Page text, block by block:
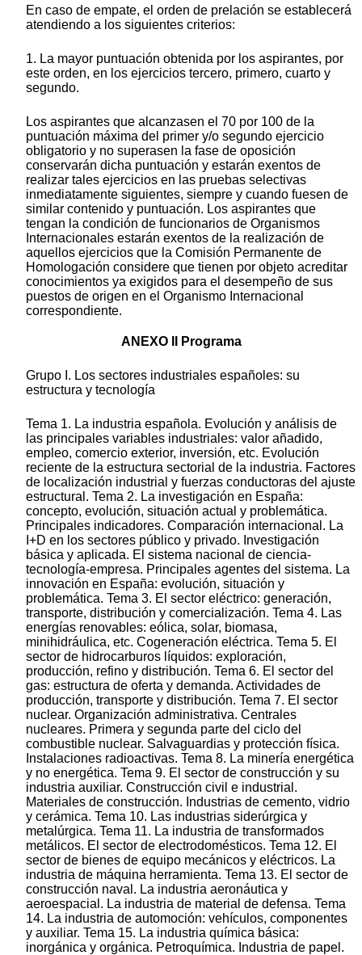
En caso de empate, el orden de prelación se establecerá
atendiendo a los siguientes criterios:
1. La mayor puntuación obtenida por los aspirantes, por
este orden, en los ejercicios tercero, primero, cuarto y
segundo.
Los aspirantes que alcanzasen el 70 por 100 de la
puntuación máxima del primer y/o segundo ejercicio
obligatorio y no superasen la fase de oposición
conservarán dicha puntuación y estarán exentos de
realizar tales ejercicios en las pruebas selectivas
inmediatamente siguientes, siempre y cuando fuesen de
similar contenido y puntuación. Los aspirantes que
tengan la condición de funcionarios de Organismos
Internacionales estarán exentos de la realización de
aquellos ejercicios que la Comisión Permanente de
Homologación considere que tienen por objeto acreditar
conocimientos ya exigidos para el desempeño de sus
puestos de origen en el Organismo Internacional
correspondiente.
ANEXO II Programa
Grupo I. Los sectores industriales españoles: su
estructura y tecnología
Tema 1. La industria española. Evolución y análisis de
las principales variables industriales: valor añadido,
empleo, comercio exterior, inversión, etc. Evolución
reciente de la estructura sectorial de la industria. Factores
de localización industrial y fuerzas conductoras del ajuste
estructural. Tema 2. La investigación en España:
concepto, evolución, situación actual y problemática.
Principales indicadores. Comparación internacional. La
I+D en los sectores público y privado. Investigación
básica y aplicada. El sistema nacional de ciencia-
tecnología-empresa. Principales agentes del sistema. La
innovación en España: evolución, situación y
problemática. Tema 3. El sector eléctrico: generación,
transporte, distribución y comercialización. Tema 4. Las
energías renovables: eólica, solar, biomasa,
minihidráulica, etc. Cogeneración eléctrica. Tema 5. El
sector de hidrocarburos líquidos: exploración,
producción, refino y distribución. Tema 6. El sector del
gas: estructura de oferta y demanda. Actividades de
producción, transporte y distribución. Tema 7. El sector
nuclear. Organización administrativa. Centrales
nucleares. Primera y segunda parte del ciclo del
combustible nuclear. Salvaguardias y protección física.
Instalaciones radioactivas. Tema 8. La minería energética
y no energética. Tema 9. El sector de construcción y su
industria auxiliar. Construcción civil e industrial.
Materiales de construcción. Industrias de cemento, vidrio
y cerámica. Tema 10. Las industrias siderúrgica y
metalúrgica. Tema 11. La industria de transformados
metálicos. El sector de electrodomésticos. Tema 12. El
sector de bienes de equipo mecánicos y eléctricos. La
industria de máquina herramienta. Tema 13. El sector de
construcción naval. La industria aeronáutica y
aeroespacial. La industria de material de defensa. Tema
14. La industria de automoción: vehículos, componentes
y auxiliar. Tema 15. La industria química básica:
inorgánica y orgánica. Petroquímica. Industria de papel.